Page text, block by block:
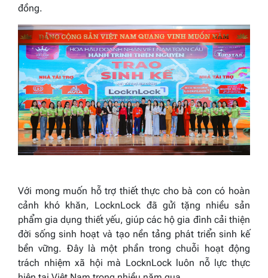
đồng.
Với mong muốn hỗ trợ thiết thực cho bà con có hoàn
cảnh khó khăn, LocknLock đã gửi tặng nhiều sản
phẩm gia dụng thiết yếu, giúp các hộ gia đình cải thiện
đời sống sinh hoạt và tạo nền tảng phát triển sinh kế
bền vững. Đây là một phần trong chuỗi hoạt động
trách nhiệm xã hội mà LocknLock luôn nỗ lực thực